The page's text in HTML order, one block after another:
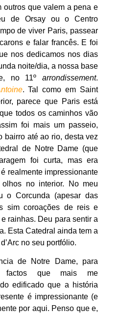
outros que valem a pena e
de Orsay ou o Centro
de viver Paris, passear
e falar francês. E foi
nos dedicamos nos dias
noite/dia, a nossa base
no 11ºarrondissement.
. Tal como em Saint
parece que Paris está
todos os caminhos vão
foi mais um passeio,
bairro até ao rio, desta vez
de Notre Dame (que
foi curta, mas era
realmente impressionante
no interior. No meu
o Corcunda (apesar das
sim coroações de reis e
rainhas. Deu para sentir a
Esta Catedral ainda tem a
no seu portfólio.
de Notre Dame, para
factos que mais me
edificado que a história
é impressionante (e
por aqui. Penso que e,